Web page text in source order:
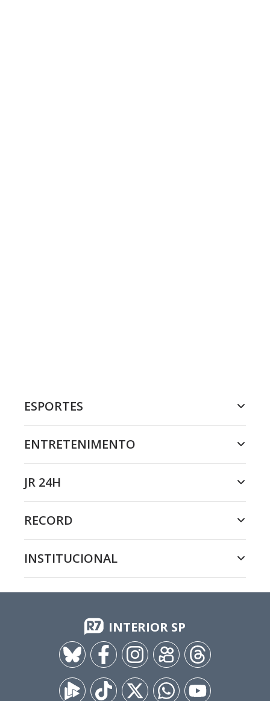
ESPORTES
ENTRETENIMENTO
JR 24H
RECORD
INSTITUCIONAL
INTERIOR SP